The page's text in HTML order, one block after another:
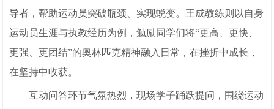
导者，帮助运动员突破瓶颈、实现蜕变。王成教练则以自身
运动员生涯与执教经历为例，勉励同学们将“更高、更快、
更强、更团结”的奥林匹克精神融入日常，在挫折中成长，
在坚持中收获。
互动问答环节气氛热烈，现场学子踊跃提问，围绕运动